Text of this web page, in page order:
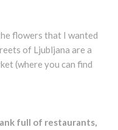
flowers that I wanted
of Ljubljana are a
(where you can find
full of restaurants,